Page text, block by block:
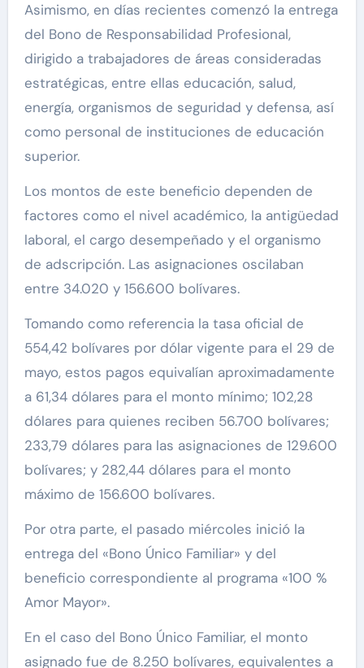
Asimismo, en días recientes comenzó la entrega
del Bono de Responsabilidad Profesional,
dirigido a trabajadores de áreas consideradas
estratégicas, entre ellas educación, salud,
energía, organismos de seguridad y defensa, así
como personal de instituciones de educación
superior.
Los montos de este beneficio dependen de
factores como el nivel académico, la antigüedad
laboral, el cargo desempeñado y el organismo
de adscripción. Las asignaciones oscilaban
entre 34.020 y 156.600 bolívares.
Tomando como referencia la tasa oficial de
554,42 bolívares por dólar vigente para el 29 de
mayo, estos pagos equivalían aproximadamente
a 61,34 dólares para el monto mínimo; 102,28
dólares para quienes reciben 56.700 bolívares;
233,79 dólares para las asignaciones de 129.600
bolívares; y 282,44 dólares para el monto
máximo de 156.600 bolívares.
Por otra parte, el pasado miércoles inició la
entrega del «Bono Único Familiar» y del
beneficio correspondiente al programa «100 %
Amor Mayor».
En el caso del Bono Único Familiar, el monto
asignado fue de 8.250 bolívares, equivalentes a